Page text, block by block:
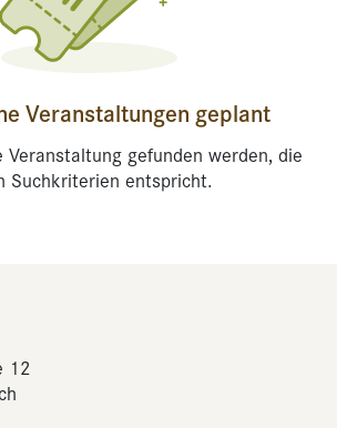
Veranstaltungen geplant
Veranstaltung gefunden werden, die
Suchkriterien entspricht.
12